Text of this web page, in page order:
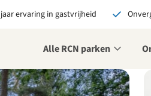
ervaring in gastvrijheid
Alle RCN parken